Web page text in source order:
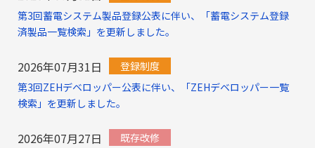
第3回蓄電システム製品登録公表に伴い、「蓄電システム登録
済製品一覧検索」を更新しました。
2026年07月31日
登録制度
第3回ZEHデベロッパー公表に伴い、「ZEHデベロッパー一覧
検索」を更新しました。
2026年07月27日
既存改修